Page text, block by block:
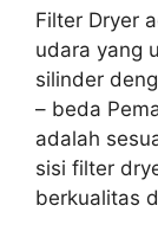
Filter Dryer
udara yang
silinder
– beda
adalah
sisi filter
berkualitas